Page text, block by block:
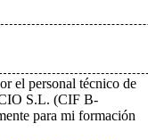
el personal técnico de
S.L. (CIF B-
para mi formación